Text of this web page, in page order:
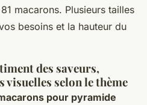
macarons. Plusieurs tailles
besoins et la hauteur du
des saveurs,
visuelles selon le thème
pour pyramide